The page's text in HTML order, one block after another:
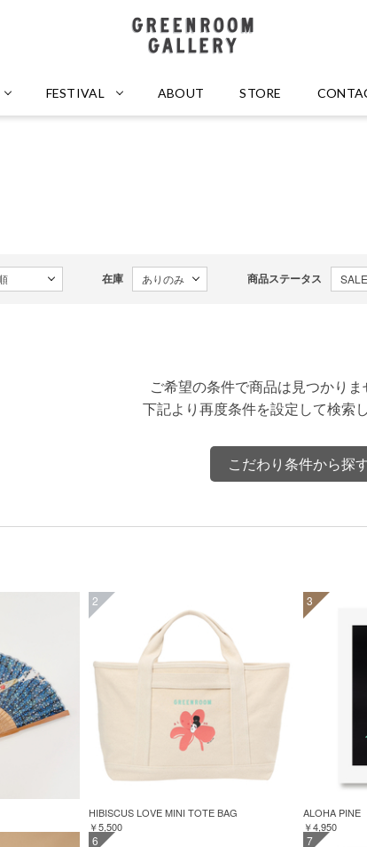
FESTIVAL ABOUT STORE
在庫 商品ステータス
ご希望の条件で商品は見つかりま
下記より再度条件を設定して検索
こだわり条件から探
2
HIBISCUS LOVE MINI TOTE BAG
￥5,500
3
ALOHA PINE
￥4,950
6 7